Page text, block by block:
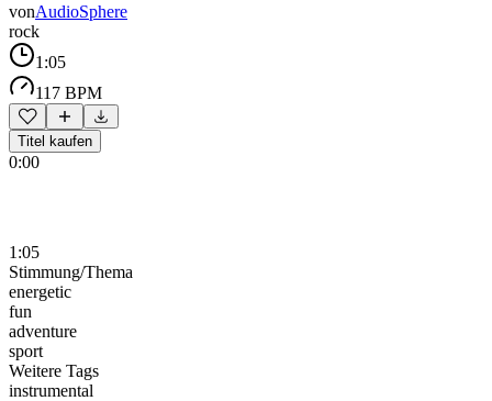
vonAudioSphere
rock
1:05
117 BPM
Titel kaufen
0:00
1:05
Stimmung/Thema
energetic
fun
adventure
sport
Weitere Tags
instrumental